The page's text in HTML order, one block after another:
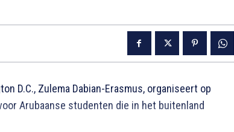
D.C., Zulema Dabian-Erasmus, organiseert op
Arubaanse studenten die in het buitenland